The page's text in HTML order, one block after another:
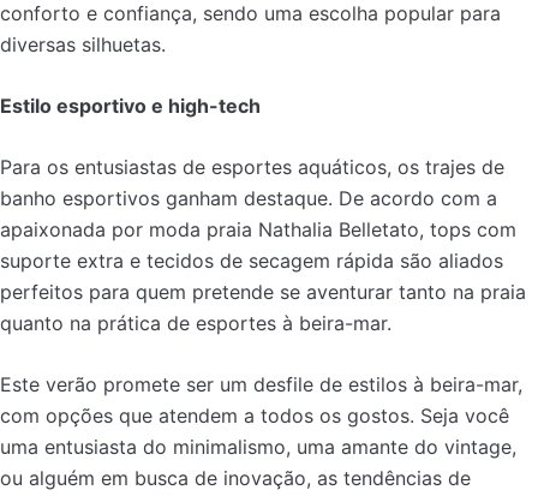
conforto e confiança, sendo uma escolha popular para
diversas silhuetas.
Estilo esportivo e high-tech
Para os entusiastas de esportes aquáticos, os trajes de
banho esportivos ganham destaque. De acordo com a
apaixonada por moda praia Nathalia Belletato, tops com
suporte extra e tecidos de secagem rápida são aliados
perfeitos para quem pretende se aventurar tanto na praia
quanto na prática de esportes à beira-mar.
Este verão promete ser um desfile de estilos à beira-mar,
com opções que atendem a todos os gostos. Seja você
uma entusiasta do minimalismo, uma amante do vintage,
ou alguém em busca de inovação, as tendências de